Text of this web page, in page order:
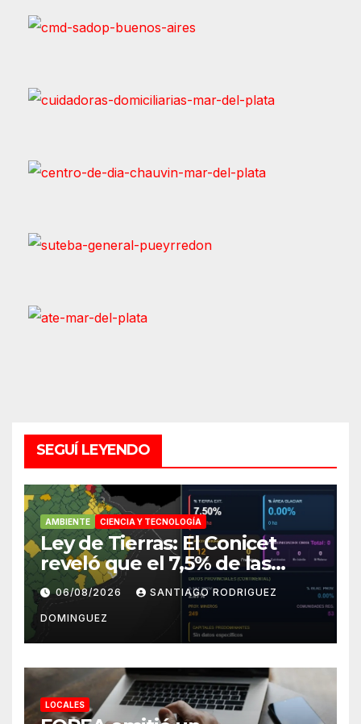
SEGUÍ LEYENDO
AMBIENTE CIENCIA Y TECNOLOGÍA
Ley de Tierras: El Conicet
reveló que el 7,5% de las
tierras rurales de Mar del
Plata pertenecen a
extranjeros
06/08/2026 SANTIAGO RODRIGUEZ
DOMINGUEZ
LOCALES